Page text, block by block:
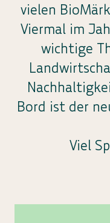
vielen
Viermal im
wichtige
Bord ist der
Viel